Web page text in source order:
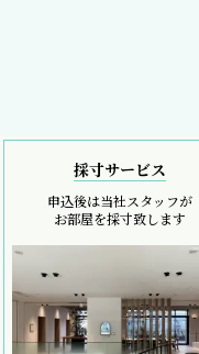
採寸サービス
申込後は当社スタッフが
お部屋を採寸致します